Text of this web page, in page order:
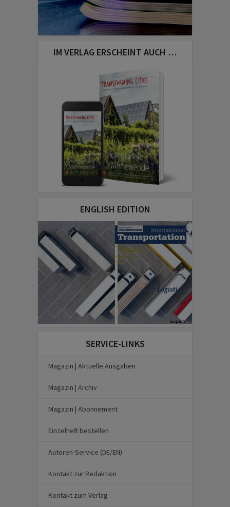
IM VERLAG ERSCHEINT AUCH …
ENGLISH EDITION
SERVICE-LINKS
Magazin | Aktuelle Ausgaben
Magazin | Archiv
Magazin | Abonnement
Einzelheft bestellen
Autoren-Service (DE/EN)
Kontakt zur Redaktion
Kontakt zum Verlag